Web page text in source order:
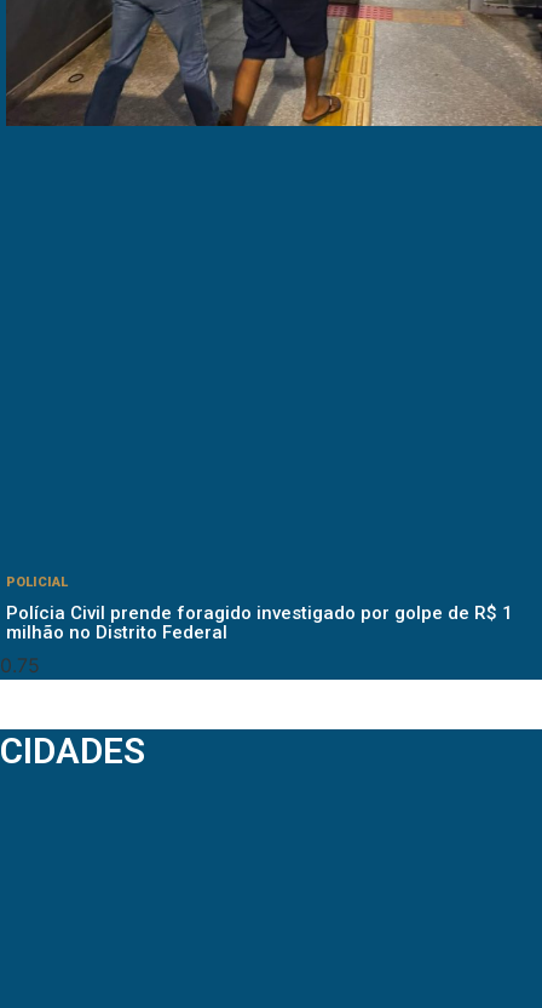
POLICIAL
Polícia Civil prende foragido investigado por golpe de R$ 1
milhão no Distrito Federal
CIDADES